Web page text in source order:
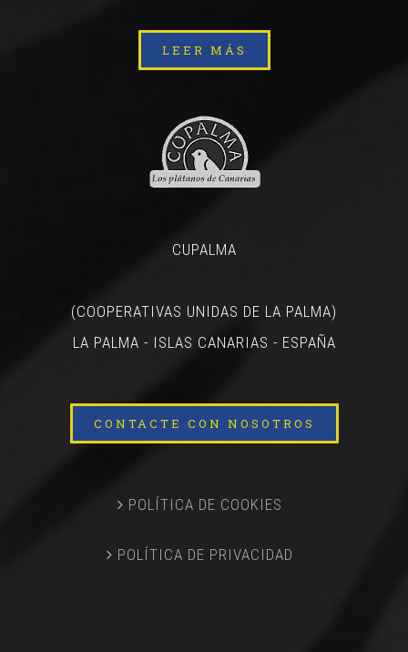
LEER MÁS
CUPALMA
(COOPERATIVAS UNIDAS DE LA PALMA)
LA PALMA - ISLAS CANARIAS - ESPAÑA
CONTACTE CON NOSOTROS
POLÍTICA DE COOKIES
POLÍTICA DE PRIVACIDAD